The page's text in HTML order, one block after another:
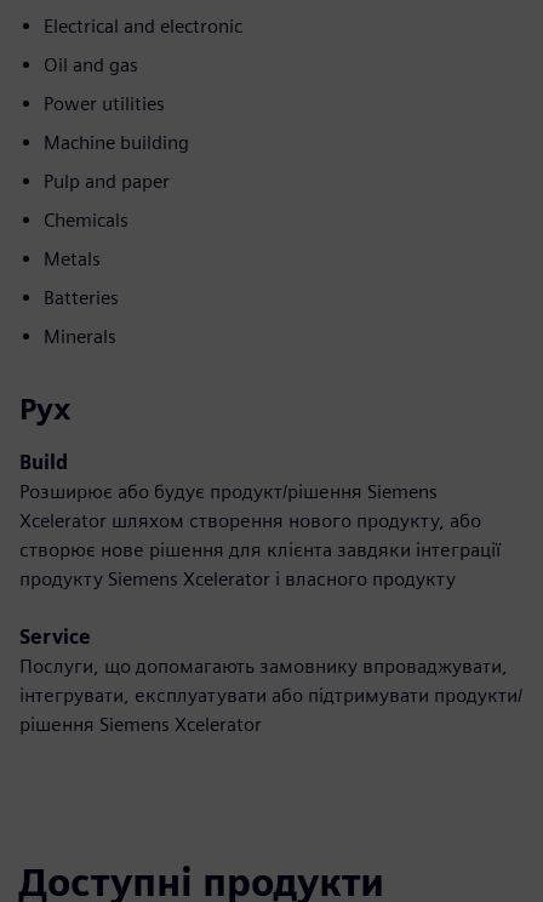
Electrical and electronic
Oil and gas
Power utilities
Machine building
Pulp and paper
Chemicals
Metals
Batteries
Minerals
Рух
Build
Розширює або будує продукт/рішення Siemens
Xcelerator шляхом створення нового продукту, або
створює нове рішення для клієнта завдяки інтеграції
продукту Siemens Xcelerator і власного продукту
Service
Послуги, що допомагають замовнику впроваджувати,
інтегрувати, експлуатувати або підтримувати продукти/
рішення Siemens Xcelerator
Доступні продукти